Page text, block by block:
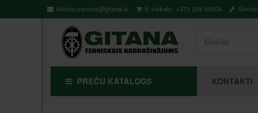
klientu.serviss@gitana.lv E-veikals: +371 204 55504
PREČU KATALOGS KONTAKTI